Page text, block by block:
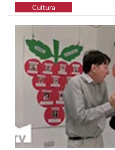
Cultura